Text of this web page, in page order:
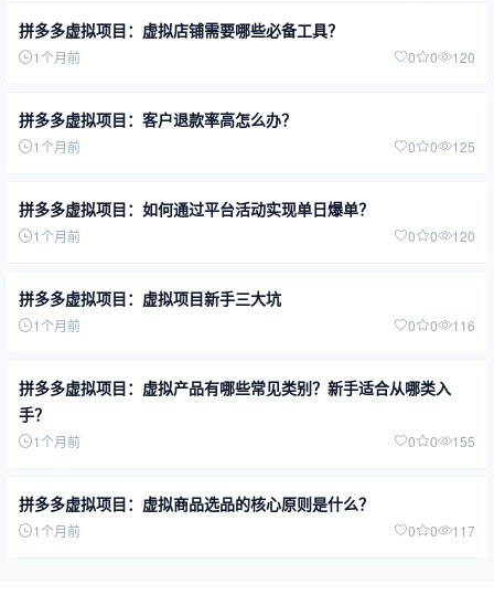
拼多多虚拟项目：虚拟店铺需要哪些必备工具？
1个月前 0 0 120
拼多多虚拟项目：客户退款率高怎么办？
1个月前 0 0 125
拼多多虚拟项目：如何通过平台活动实现单日爆单？
1个月前 0 0 120
拼多多虚拟项目：虚拟项目新手三大坑
1个月前 0 0 116
拼多多虚拟项目：虚拟产品有哪些常见类别？新手适合从哪类入
手？
1个月前 0 0 155
拼多多虚拟项目：虚拟商品选品的核心原则是什么？
1个月前 0 0 117